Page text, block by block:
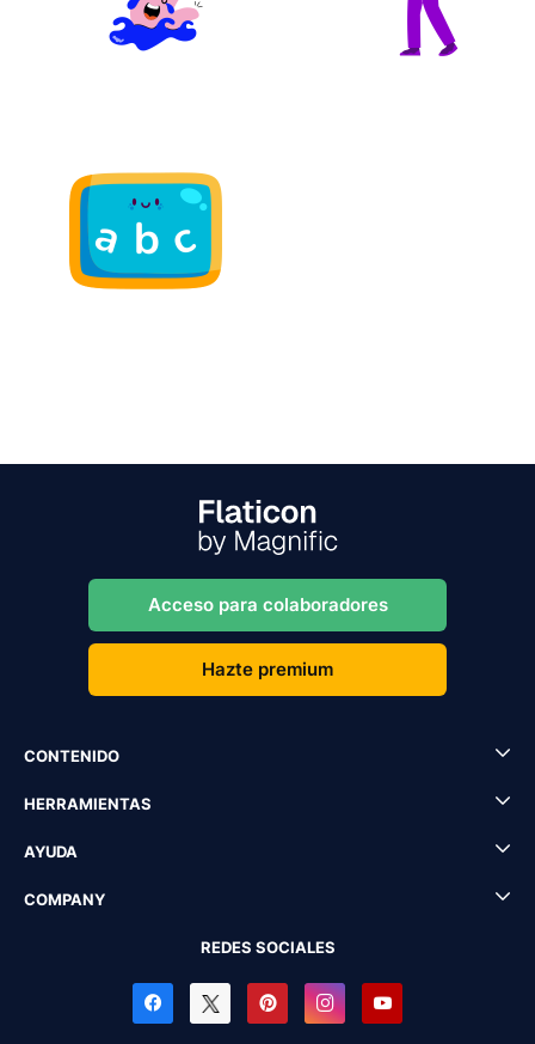
Acceso para colaboradores
Hazte premium
CONTENIDO
HERRAMIENTAS
AYUDA
COMPANY
REDES SOCIALES